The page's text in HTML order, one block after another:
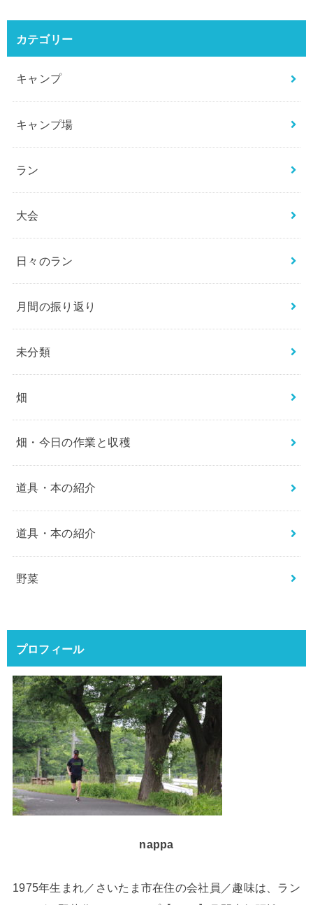
カテゴリー
キャンプ
キャンプ場
ラン
大会
日々のラン
月間の振り返り
未分類
畑
畑・今日の作業と収穫
道具・本の紹介
道具・本の紹介
野菜
プロフィール
nappa
1975年生まれ／さいたま市在住の会社員／趣味は、ラン